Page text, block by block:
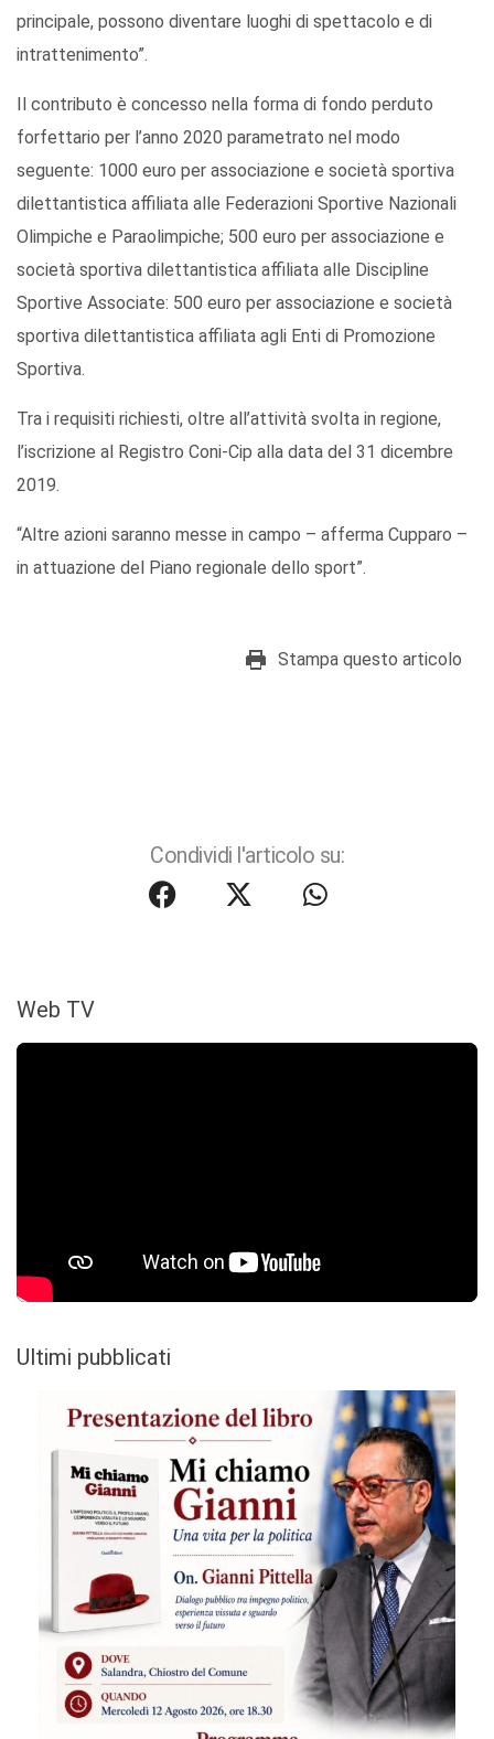
principale, possono diventare luoghi di spettacolo e di
intrattenimento”.
Il contributo è concesso nella forma di fondo perduto
forfettario per l’anno 2020 parametrato nel modo
seguente: 1000 euro per associazione e società sportiva
dilettantistica affiliata alle Federazioni Sportive Nazionali
Olimpiche e Paraolimpiche; 500 euro per associazione e
società sportiva dilettantistica affiliata alle Discipline
Sportive Associate: 500 euro per associazione e società
sportiva dilettantistica affiliata agli Enti di Promozione
Sportiva.
Tra i requisiti richiesti, oltre all’attività svolta in regione,
l’iscrizione al Registro Coni-Cip alla data del 31 dicembre
2019.
“Altre azioni saranno messe in campo – afferma Cupparo –
in attuazione del Piano regionale dello sport”.
Stampa questo articolo
Condividi l'articolo su:
Web TV
Ultimi pubblicati